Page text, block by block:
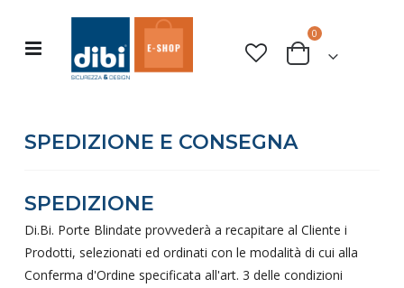
Toggle
Cart
0 elementi
SPEDIZIONE E CONSEGNA
SPEDIZIONE
Di.Bi. Porte Blindate provvederà a recapitare al Cliente i
Prodotti, selezionati ed ordinati con le modalità di cui alla
Conferma d'Ordine specificata all'art. 3 delle condizioni